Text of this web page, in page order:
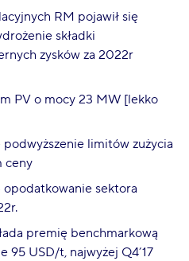
RM pojawił się
składki
zysków za 2022r
PV o mocy 23 MW [lekko
podwyższenie limitów zużycia
ceny
opodatkowanie sektora
premię benchmarkową
95 USD/t, najwyżej Q4’17